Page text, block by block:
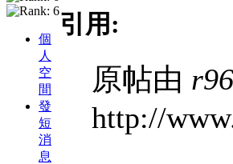
個
人
空
間
發
短
消
息
引用:
原帖由
http://